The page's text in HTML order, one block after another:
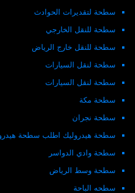
سطحة لتقديرات الحوادث
سطحة للنقل الخارجي
سطحة للنقل خارج الرياض
سطحة لنقل السيارات
سطحة لنقل السيارات
سطحة مكة
سطحة نجران
سطحة هيدروليك اطلب سطحة
سطحة وادي الدواسر
سطحة وسط الرياض
سطحه الباحة